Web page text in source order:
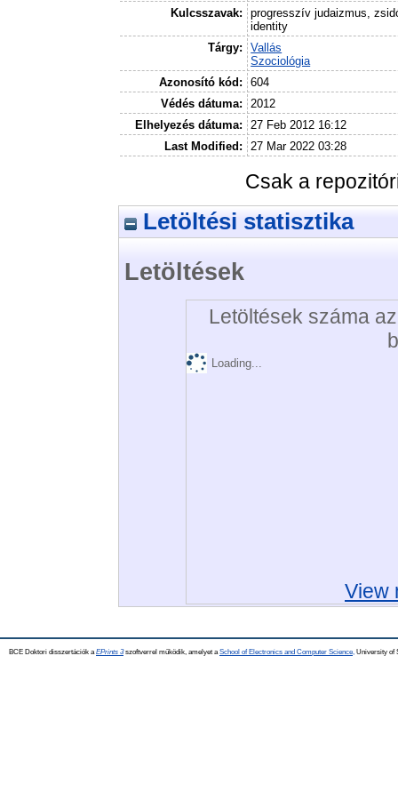
Kulcsszavak:
progresszív judaizmus,
identity
Tárgy:
Vallás
Szociológia
Azonosító kód:
604
Védés dátuma:
2012
Elhelyezés dátuma:
27 Feb 2012 16:12
Last Modified:
27 Mar 2022 03:28
Csak a
Letöltési statisztika
Letöltések
Letöltések száma
Loading...
View
BCE Doktori disszertációk a EPrints 3szoftverrel működik, amelyet a School of Electronics and Computer Science, University of